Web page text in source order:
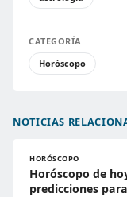
CATEGORÍA
Horóscopo
NOTICIAS
HORÓSCOPO
Horóscopo de
predicciones